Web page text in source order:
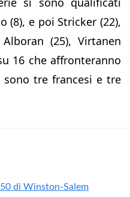
(8), e poi Stricker (22),
(25), Virtanen
16 che affronteranno
tre francesi e tre
di Winston-Salem